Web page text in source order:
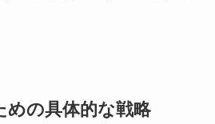
めの具体的な戦略